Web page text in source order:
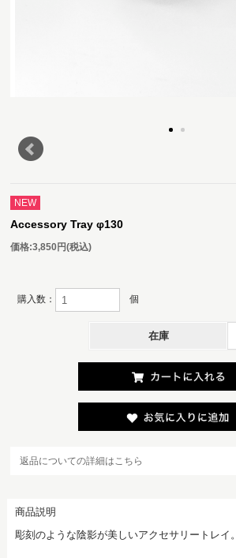
NEW
Accessory Tray φ130
価格:3,850円(税込)
購入数： 個
在庫
返品についての詳細はこちら
商品説明
彫刻のような陰影が美しいアクセサリートレイ。